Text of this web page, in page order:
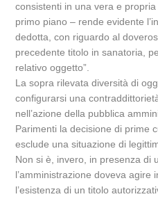
consistenti in una vera e propria
primo piano – rende evidente
dedotta, con riguardo al
precedente titolo in sanatoria,
relativo oggetto”.
La sopra rilevata diversità di
configurarsi una
nell’azione della pubblica
Parimenti la decisione di prime
esclude una situazione di
Non si è, invero, in presenza di
l’amministrazione doveva agire
l’esistenza di un titolo